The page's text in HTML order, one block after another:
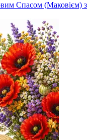
Спасом (Маковієм) з